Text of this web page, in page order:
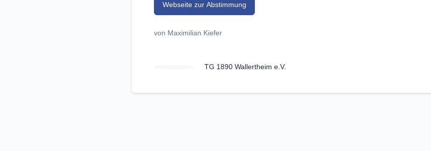
Webseite zur Abstimmung
von Maximilian Kiefer
TG 1890 Wallertheim e.V.